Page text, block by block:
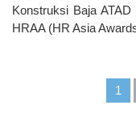
Konstruksi Baja
HRAA (HR Asia
1